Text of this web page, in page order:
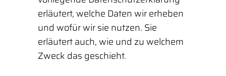
erläutert, welche Daten wir erheben
und wofür wir sie nutzen. Sie
erläutert auch, wie und zu welchem
Zweck das geschieht.